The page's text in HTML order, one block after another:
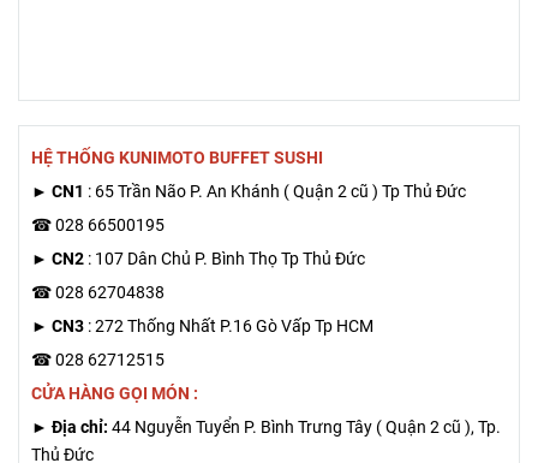
HỆ THỐNG KUNIMOTO BUFFET SUSHI
► CN1 : 65 Trần Não P. An Khánh ( Quận 2 cũ ) Tp Thủ Đức
☎ 028 66500195
► CN2 : 107 Dân Chủ P. Bình Thọ Tp Thủ Đức
☎ 028 62704838
► CN3 : 272 Thống Nhất P.16 Gò Vấp Tp HCM
☎ 028 62712515
CỬA HÀNG GỌI MÓN :
► Địa chỉ: 44 Nguyễn Tuyển P. Bình Trưng Tây ( Quận 2 cũ ), Tp.
Thủ Đức